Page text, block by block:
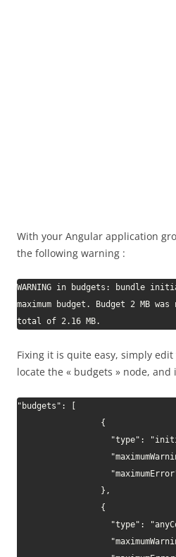
With your Angular application
the following warning :
WARNING in budgets: bundle
maximum budget. Budget 2 MB
total of 2.16 MB.
Fixing it is quite easy, simply
locate the « budgets » node,
"budgets": [